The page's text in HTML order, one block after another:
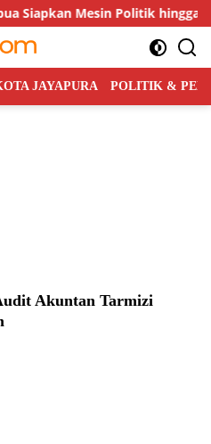
Mesin Politik hingga
JAYAPURA POLITIK &
Akuntan Tarmizi